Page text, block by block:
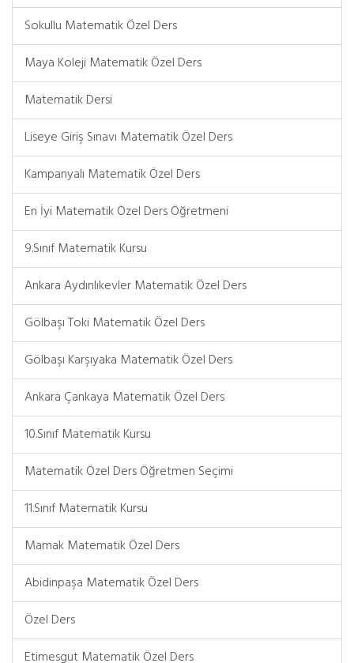
Sokullu Matematik Özel Ders
Maya Koleji Matematik Özel Ders
Matematik Dersi
Liseye Giriş Sınavı Matematik Özel Ders
Kampanyalı Matematik Özel Ders
En İyi Matematik Özel Ders Öğretmeni
9.Sınıf Matematik Kursu
Ankara Aydınlıkevler Matematik Özel Ders
Gölbaşı Toki Matematik Özel Ders
Gölbaşı Karşıyaka Matematik Özel Ders
Ankara Çankaya Matematik Özel Ders
10.Sınıf Matematik Kursu
Matematik Özel Ders Öğretmen Seçimi
11.Sınıf Matematik Kursu
Mamak Matematik Özel Ders
Abidinpaşa Matematik Özel Ders
Özel Ders
Etimesgut Matematik Özel Ders